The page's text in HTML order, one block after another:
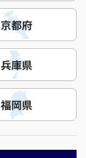
京都府
兵庫県
福岡県